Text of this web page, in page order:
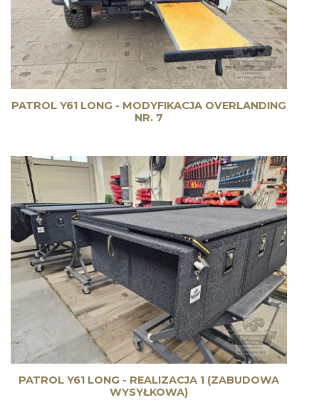
PATROL Y61 LONG - MODYFIKACJA OVERLANDING
NR. 7
PATROL Y61 LONG - REALIZACJA 1 (ZABUDOWA
WYSYŁKOWA)